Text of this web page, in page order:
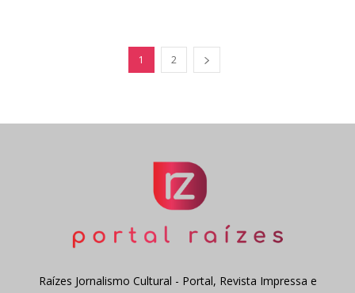
1 2
Raízes Jornalismo Cultural - Portal, Revista Impressa e